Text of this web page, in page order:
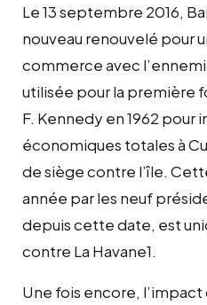
Le 13 septembre 2016,
nouveau renouvelé pour
commerce avec
utilisée pour la première
F. Kennedy en 1962 pour
économiques totales à
de siège contre l’île.
année par les neuf
depuis cette date, est
contre La Havane1.
Une fois encore,